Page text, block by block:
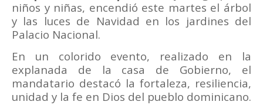
niños y niñas, encendió este martes el árbol
y las luces de Navidad en los jardines del
Palacio Nacional.
En un colorido evento, realizado en la
explanada de la casa de Gobierno, el
mandatario destacó la fortaleza, resiliencia,
unidad y la fe en Dios del pueblo dominicano.